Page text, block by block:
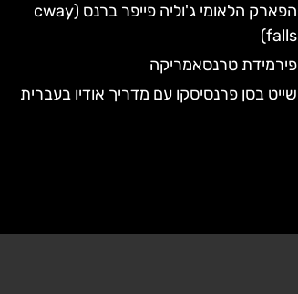
הפארק הלאומי ג'וליה פייפר ברנס (cway
falls)
פירמידת טרנסאמריקה
שייט בסן פרנסיסקו עם מדריך אודיו בעברית